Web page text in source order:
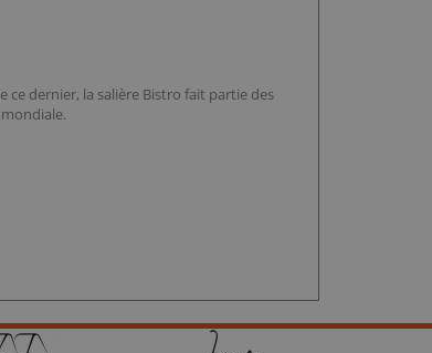
ce dernier, la salière Bistro fait partie des